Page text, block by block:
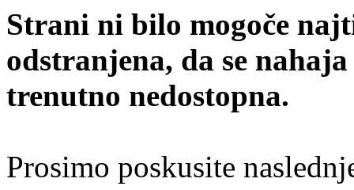
Strani ni bilo mogoče
odstranjena, da se
trenutno nedostopna.
Prosimo poskusite